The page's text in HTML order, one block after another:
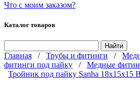
Что с моим заказом?
Каталог товаров
Главная / Трубы и фитинги /
фитинги под пайку / Медные
Тройник под пайку Sanha 18x15x15